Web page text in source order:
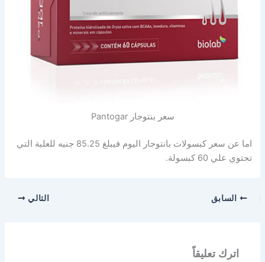
سعر بنتوجار Pantogar
اما عن سعر كبسولات بانتوجار اليوم فيبلغ 85.25 جنيه للعلبة التي
تحتوي علي 60 كبسولة.
السابق التالي
اترك تعليقاً